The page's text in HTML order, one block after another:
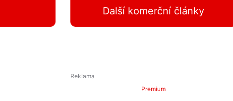
Další komerční články
Premium